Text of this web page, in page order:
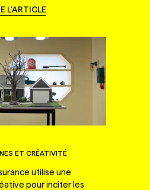
L'ARTICLE
ET CRÉATIVITÉ
utilise une
pour inciter les